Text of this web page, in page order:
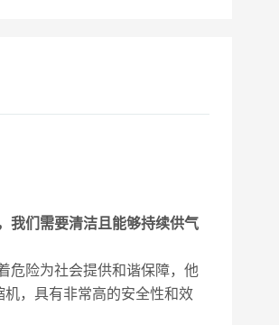
我们需要清洁且能够持续供气
危险为社会提供和谐保障，他
，具有非常高的安全性和效